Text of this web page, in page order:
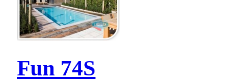
Fun 74S